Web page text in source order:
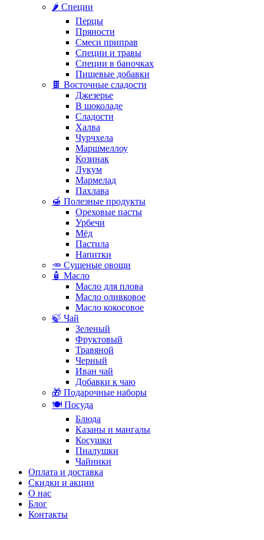
🌶️ Специи
Перцы
Пряности
Смеси приправ
Специи и травы
Специи в баночках
Пищевые добавки
🍫 Восточные сладости
Джезерье
В шоколаде
Сладости
Халва
Чурчхела
Маршмеллоу
Козинак
Лукум
Мармелад
Пахлава
🍯 Полезные продукты
Ореховые пасты
Урбечи
Мёд
Пастила
Напитки
🥕 Сушеные овощи
🧴 Масло
Масло для плова
Масло оливковое
Масло кокосовое
🍃 Чай
Зеленый
Фруктовый
Травяной
Черный
Иван чай
Добавки к чаю
🎁 Подарочные наборы
🍽️ Посуда
Блюда
Казаны и мангалы
Косушки
Пиалушки
Чайники
Оплата и доставка
Скидки и акции
О нас
Блог
Контакты